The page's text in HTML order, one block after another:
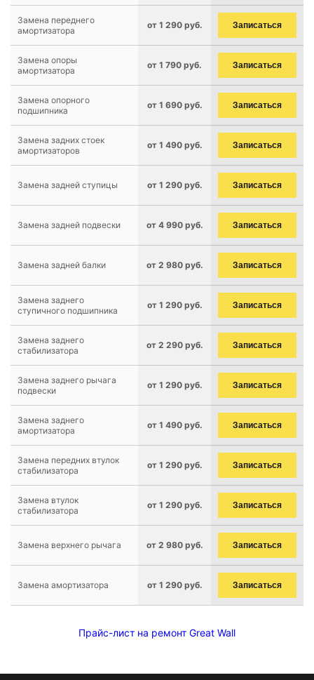
Замена переднего
амортизатора
от 1 290 руб. Записаться
Замена опоры
амортизатора
от 1 790 руб. Записаться
Замена опорного
подшипника
от 1 690 руб. Записаться
Замена задних стоек
амортизаторов
от 1 490 руб. Записаться
Замена задней ступицы от 1 290 руб. Записаться
Замена задней подвески от 4 990 руб. Записаться
Замена задней балки от 2 980 руб. Записаться
Замена заднего
ступичного подшипника
от 1 290 руб. Записаться
Замена заднего
стабилизатора
от 2 290 руб. Записаться
Замена заднего рычага
подвески
от 1 290 руб. Записаться
Замена заднего
амортизатора
от 1 490 руб. Записаться
Замена передних втулок
стабилизатора
от 1 290 руб. Записаться
Замена втулок
стабилизатора
от 1 290 руб. Записаться
Замена верхнего рычага от 2 980 руб. Записаться
Замена амортизатора от 1 290 руб. Записаться
Прайс-лист на ремонт Great Wall